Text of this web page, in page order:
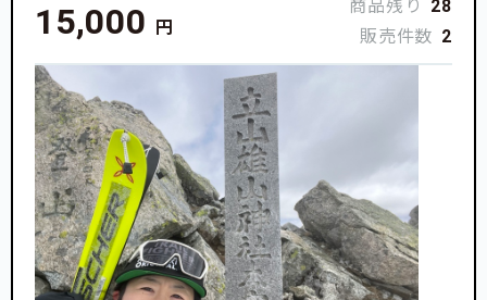
15,000 円
商品残り
28
販売件数 2